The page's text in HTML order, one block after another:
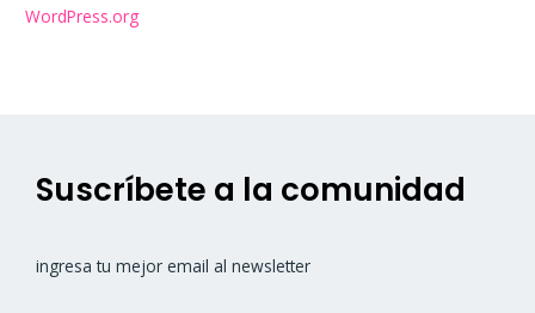
WordPress.org
Suscríbete a la comunidad
ingresa tu mejor email al newsletter